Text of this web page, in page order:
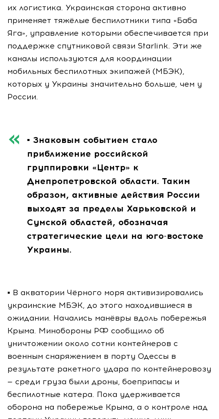
их логистика. Украинская сторона активно
применяет тяжёлые беспилотники типа «Баба
Яга», управление которыми обеспечивается при
поддержке спутниковой связи Starlink. Эти же
каналы используются для координации
мобильных беспилотных экипажей (МБЭК),
которых у Украины значительно больше, чем у
России.
▪️ Знаковым событием стало
приближение российской
группировки «Центр» к
Днепропетровской области. Таким
образом, активные действия России
выходят за пределы Харьковской и
Сумской областей, обозначая
стратегические цели на юго-востоке
Украины.
▪️ В акватории Чёрного моря активизировались
украинские МБЭК, до этого находившиеся в
ожидании. Начались манёвры вдоль побережья
Крыма. Минобороны РФ сообщило об
уничтожении около сотни контейнеров с
военным снаряжением в порту Одессы в
результате ракетного удара по контейнеровозу
— среди груза были дроны, боеприпасы и
беспилотные катера. Пока удерживается
оборона на побережье Крыма, а о контроле над